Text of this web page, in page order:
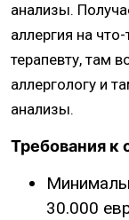
анализы.
аллергия на
терапевту, там
аллергологу и
анализы.
Требования к
30.000